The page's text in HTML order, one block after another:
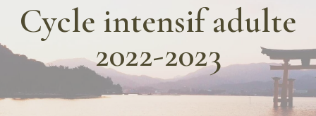
Cycle intensif adulte
2022-2023